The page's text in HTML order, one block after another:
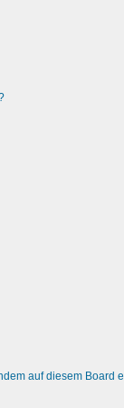
auf diesem Board